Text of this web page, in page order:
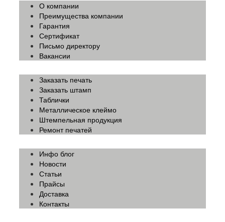
О компании
Преимущества компании
Гарантия
Сертификат
Письмо директору
Вакансии
Заказать печать
Заказать штамп
Таблички
Металлическое клеймо
Штемпельная продукция
Ремонт печатей
Инфо блог
Новости
Статьи
Прайсы
Доставка
Контакты